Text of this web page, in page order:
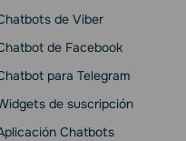
de Viber
de Facebook
para Telegram
de suscripción
Chatbots